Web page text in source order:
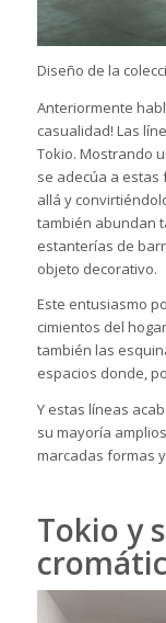
Diseño de la
Anteriormente
casualidad! Las
Tokio. Mostrando
se adecúa a estas
allá y
también abundan
estanterías de
objeto decorativo.
Este entusiasmo
cimientos del
también las
espacios donde,
Y estas líneas
su mayoría
marcadas formas
Tokio y